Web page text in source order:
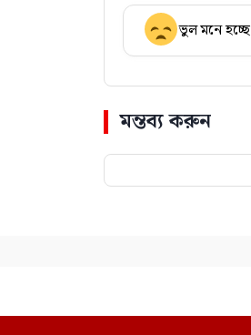
ভুল মনে হচ্ছে
মন্তব্য করুন